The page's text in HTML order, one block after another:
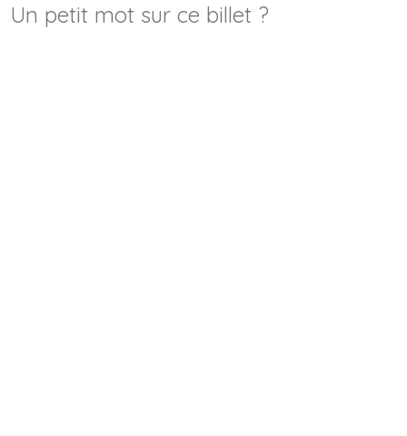
Un petit mot sur ce billet ?